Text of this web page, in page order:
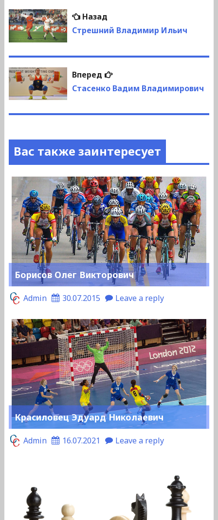
Навигация
по
записям
НазадПредыдущая
запись:
Стрешний Владимир Ильич
Вперед
Следующая
запись:
Стасенко Вадим Владимирович
Вас также заинтересует
Борисов Олег Викторович
Admin 30.07.2015 Leave a reply
Красиловец Эдуард Николаевич
Admin 16.07.2021 Leave a reply